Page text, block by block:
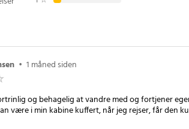
bruge uden at belaste
farver.
(20 mm)
• 1 måned siden
og behagelig at vandre med og fortjener
være i min kabine kuffert, når jeg rejser, får den